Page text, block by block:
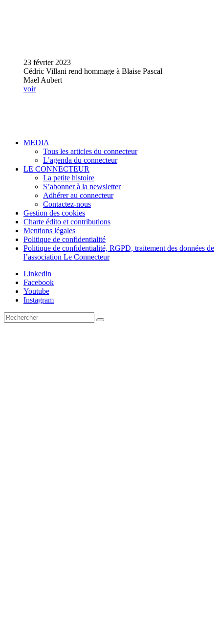
23 février 2023
Cédric Villani rend hommage à Blaise Pascal
Mael Aubert
voir
MEDIA
Tous les articles du connecteur
L’agenda du connecteur
LE CONNECTEUR
La petite histoire
S’abonner à la newsletter
Adhérer au connecteur
Contactez-nous
Gestion des cookies
Charte édito et contributions
Mentions légales
Politique de confidentialité
Politique de confidentialité, RGPD, traitement des données de
l’association Le Connecteur
Linkedin
Facebook
Youtube
Instagram